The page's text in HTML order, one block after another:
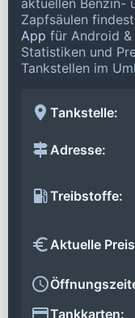
Zapfsäulen
App für Android &
Statistiken und
Tankstellen im
Tankstelle:
Adresse:
Treibstoffe:
Aktuelle
Tankkarten: